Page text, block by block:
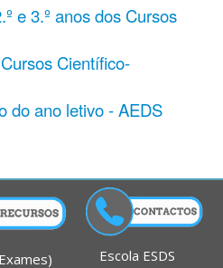
e 3.º anos dos Cursos
Científico-
do ano letivo - AEDS
Escola ESDS